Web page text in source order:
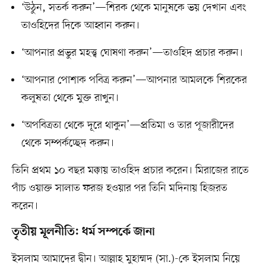
‘উঠুন, সতর্ক করুন’—শিরক থেকে মানুষকে ভয় দেখান এবং
তাওহিদের দিকে আহ্বান করুন।
‘আপনার প্রভুর মহত্ত্ব ঘোষণা করুন’—তাওহিদ প্রচার করুন।
‘আপনার পোশাক পবিত্র করুন’—আপনার আমলকে শিরকের
কলুষতা থেকে মুক্ত রাখুন।
‘অপবিত্রতা থেকে দূরে থাকুন’—প্রতিমা ও তার পূজারীদের
থেকে সম্পর্কচ্ছেদ করুন।
তিনি প্রথম ১০ বছর মক্কায় তাওহিদ প্রচার করেন। মিরাজের রাতে
পাঁচ ওয়াক্ত সালাত ফরজ হওয়ার পর তিনি মদিনায় হিজরত
করেন।
তৃতীয় মূলনীতি: ধর্ম সম্পর্কে জানা
ইসলাম আমাদের দ্বীন। আল্লাহ মুহাম্মদ (সা.)-কে ইসলাম নিয়ে